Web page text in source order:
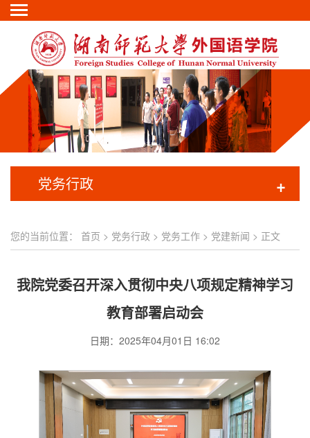
党务行政 +
您的当前位置： 首页 > 党务行政 > 党务工作 > 党建新闻 > 正文
我院党委召开深入贯彻中央八项规定精神学习
教育部署启动会
日期：2025年04月01日 16:02